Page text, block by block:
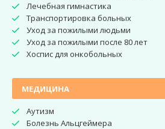
Лечебная гимнастика
Транспортировка больных
Уход за пожилыми людьми
Уход за пожилыми после 80 лет
Хоспис для онкобольных
МЕДИЦИНА
Аутизм
Болезнь Альцгеймера